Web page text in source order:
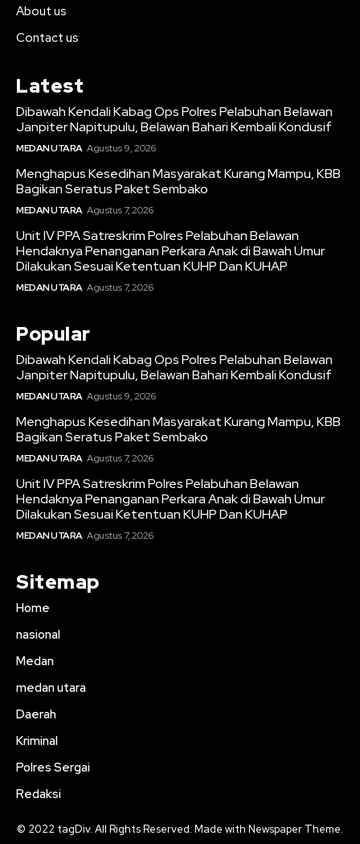
About us
Contact us
Latest
Dibawah Kendali Kabag Ops Polres Pelabuhan Belawan
Janpiter Napitupulu, Belawan Bahari Kembali Kondusif
MEDAN UTARA Agustus 9, 2026
Menghapus Kesedihan Masyarakat Kurang Mampu, KBB
Bagikan Seratus Paket Sembako
MEDAN UTARA Agustus 7, 2026
Unit IV PPA Satreskrim Polres Pelabuhan Belawan
Hendaknya Penanganan Perkara Anak di Bawah Umur
Dilakukan Sesuai Ketentuan KUHP Dan KUHAP
MEDAN UTARA Agustus 7, 2026
Popular
Dibawah Kendali Kabag Ops Polres Pelabuhan Belawan
Janpiter Napitupulu, Belawan Bahari Kembali Kondusif
MEDAN UTARA Agustus 9, 2026
Menghapus Kesedihan Masyarakat Kurang Mampu, KBB
Bagikan Seratus Paket Sembako
MEDAN UTARA Agustus 7, 2026
Unit IV PPA Satreskrim Polres Pelabuhan Belawan
Hendaknya Penanganan Perkara Anak di Bawah Umur
Dilakukan Sesuai Ketentuan KUHP Dan KUHAP
MEDAN UTARA Agustus 7, 2026
Sitemap
Home
nasional
Medan
medan utara
Daerah
Kriminal
Polres Sergai
Redaksi
© 2022 tagDiv. All Rights Reserved. Made with Newspaper Theme.